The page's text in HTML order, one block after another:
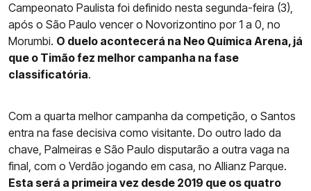
Campeonato Paulista foi definido nesta segunda-feira (3),
após o São Paulo vencer o Novorizontino por 1 a 0, no
Morumbi. O duelo acontecerá na Neo Química Arena, já
que o Timão fez melhor campanha na fase
classificatória.
Com a quarta melhor campanha da competição, o Santos
entra na fase decisiva como visitante. Do outro lado da
chave, Palmeiras e São Paulo disputarão a outra vaga na
final, com o Verdão jogando em casa, no Allianz Parque.
Esta será a primeira vez desde 2019 que os quatro